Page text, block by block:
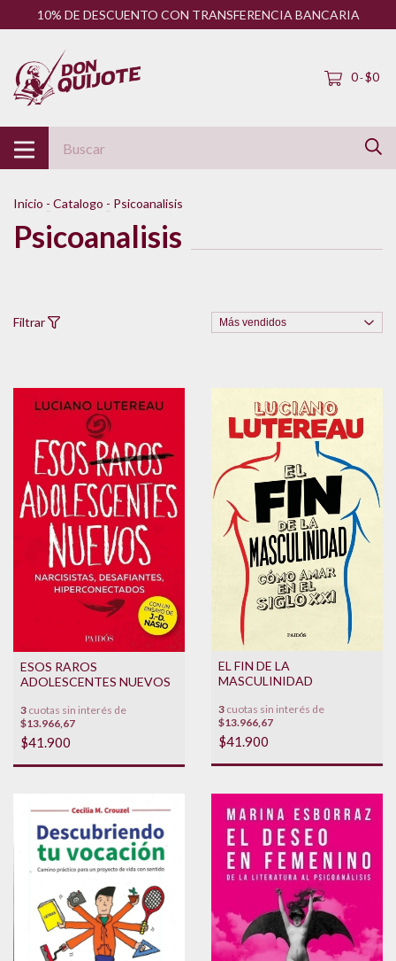
10% DE DESCUENTO CON TRANSFERENCIA BANCARIA
0-$0
Inicio - Catalogo - Psicoanalisis
Psicoanalisis
Filtrar
ESOS RAROS
ADOLESCENTES NUEVOS
3 cuotas sin interés de
$13.966,67
$41.900
EL FIN DE LA
MASCULINIDAD
3 cuotas sin interés de
$13.966,67
$41.900